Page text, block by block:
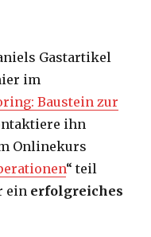
Gastartikel
im
Baustein zur
ihn
Onlinekurs
“ teil
ein erfolgreiches